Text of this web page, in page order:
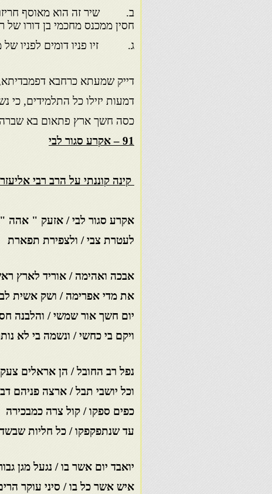
ב. שיר זה הוא מאוסף חריזות
חסין ממכנס מחכמי בן דורו של
ג. זיו פניו דומים לפניו של
דייק שמעתא כרחבא
דמעות יזילו כל התלמידים, כי
כסה חשך ארץ פתאום בא
91 – אקרע סגור לבי
קינה קוננתי על הרב רבי
אקרע סגור לבי / אזעק " אהה
לעטרת צבי / ולצפירת תפארת
אבכה ואהימה / אוריד לארץ
את מדי אפרימה / ושק אשית
יום חשך אור שמשי / והלבנה
ויקם בי כחשי / ונשמה בי לא
נפל רב החובל / הן אראלים
וכל יושבי תבל / ארצה פניהם
כפים ספקו / קול צרה כמבכירה
עד שנתפקפקו / כל חליות
יואבד יום אשר בו / נגעל מגן
איש אשר כל בו / סיני עוקר